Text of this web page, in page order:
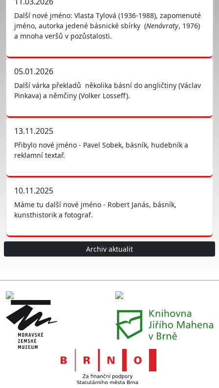
Další nové jméno: Vlasta Tylová (1936-1988), zapomenuté
jméno, autorka jedené básnické sbírky (Nenávraty, 1976)
a mnoha veršů v pozůstalosti.
05.01.2026
Další várka překladů několika básní do angličtiny (Václav
Pinkava) a němčiny (Volker Losseff).
13.11.2025
Přibylo nové jméno - Pavel Sobek, básník, hudebník a
reklamní textař.
10.11.2025
Máme tu další nové jméno - Robert Janás, básník,
kunsthistorik a fotograf.
Archiv aktualit